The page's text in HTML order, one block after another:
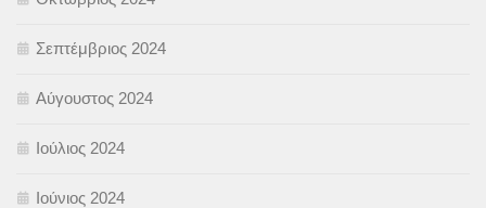
Σεπτέμβριος 2024
Αύγουστος 2024
Ιούλιος 2024
Ιούνιος 2024